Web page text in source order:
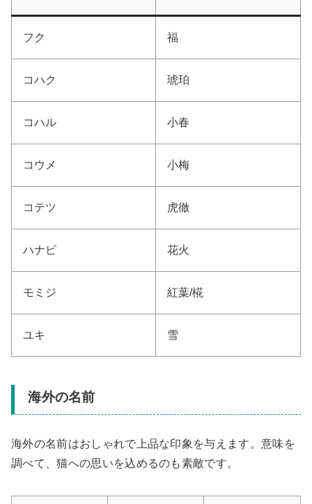
フク 福
コハク 琥珀
コハル 小春
コウメ 小梅
コテツ 虎徹
ハナビ 花火
モミジ 紅葉/椛
ユキ 雪
海外の名前
海外の名前はおしゃれで上品な印象を与えます。意味を
調べて、猫への思いを込めるのも素敵です。